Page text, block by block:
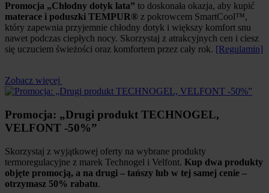
Promocja „Chłodny dotyk lata” to doskonała okazja, aby kupić
materace i poduszki TEMPUR® z pokrowcem SmartCool™,
który zapewnia przyjemnie chłodny dotyk i większy komfort snu
nawet podczas ciepłych nocy. Skorzystaj z atrakcyjnych cen i ciesz
się uczuciem świeżości oraz komfortem przez cały rok. [Regulamin]
Zobacz więcej
Promocja: „Drugi produkt TECHNOGEL,
VELFONT -50%”
Skorzystaj z wyjątkowej oferty na wybrane produkty
termoregulacyjne z marek Technogel i Velfont. Kup dwa produkty
objęte promocją, a na drugi – tańszy lub w tej samej cenie –
otrzymasz 50% rabatu.